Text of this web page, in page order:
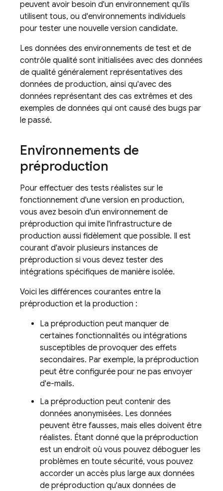
peuvent avoir besoin d'un environnement qu'ils
utilisent tous, ou d'environnements individuels
pour tester une nouvelle version candidate.
Les données des environnements de test et de
contrôle qualité sont initialisées avec des données
de qualité généralement représentatives des
données de production, ainsi qu'avec des
données représentant des cas extrêmes et des
exemples de données qui ont causé des bugs par
le passé.
Environnements de
préproduction
Pour effectuer des tests réalistes sur le
fonctionnement d'une version en production,
vous avez besoin d'un environnement de
préproduction qui imite l'infrastructure de
production aussi fidèlement que possible. Il est
courant d'avoir plusieurs instances de
préproduction si vous devez tester des
intégrations spécifiques de manière isolée.
Voici les différences courantes entre la
préproduction et la production :
La préproduction peut manquer de
certaines fonctionnalités ou intégrations
susceptibles de provoquer des effets
secondaires. Par exemple, la préproduction
peut être configurée pour ne pas envoyer
d'e-mails.
La préproduction peut contenir des
données anonymisées. Les données
peuvent être fausses, mais elles doivent être
réalistes. Étant donné que la préproduction
est un endroit où vous pouvez déboguer les
problèmes en toute sécurité, vous pouvez
accorder un accès plus large aux données
de préproduction qu'aux données de